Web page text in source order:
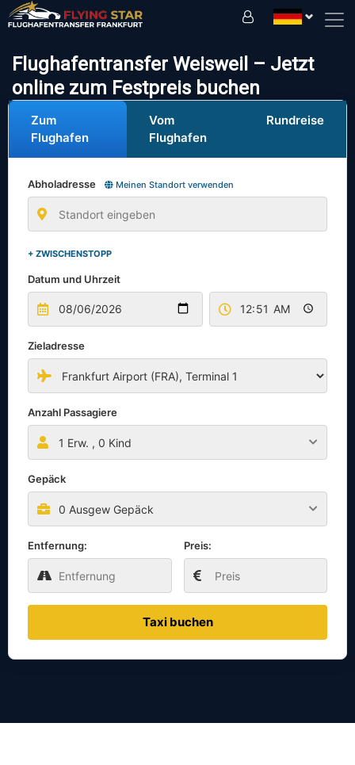
Flughafentransfer Weisweil – Jetzt
online zum Festpreis buchen
Zum
Flughafen
Vom
Flughafen
Rundreise
Abholadresse Meinen Standort verwenden
+ ZWISCHENSTOPP
Datum und Uhrzeit
Zieladresse
Anzahl Passagiere
1 Erw. , 0 Kind
Gepäck
0 Ausgew Gepäck
Entfernung: Preis:
Taxi buchen